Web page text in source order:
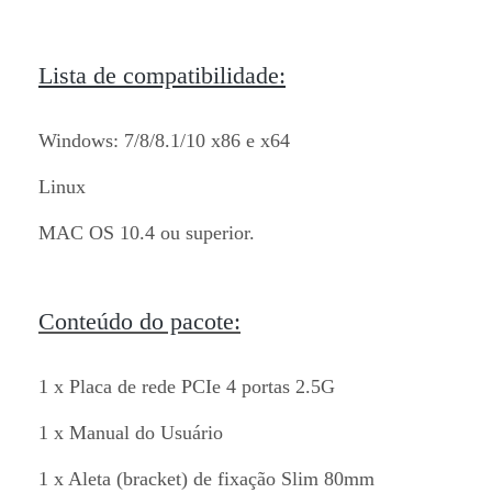
Lista de compatibilidade:
Windows: 7/8/8.1/10 x86 e x64
Linux
MAC OS 10.4 ou superior.
Conteúdo do pacote:
1 x Placa de rede PCIe 4 portas 2.5G
1 x Manual do Usuário
1 x Aleta (bracket) de fixação Slim 80mm